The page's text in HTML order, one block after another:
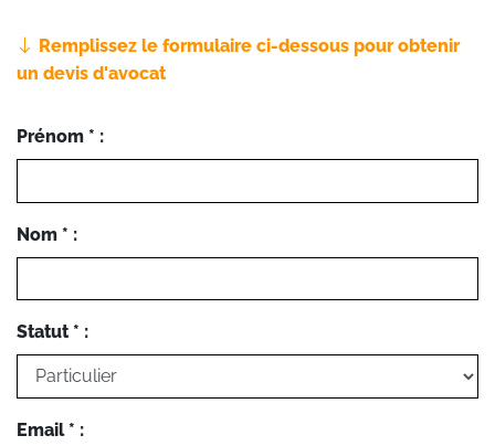
Remplissez le formulaire ci-dessous pour obtenir
un devis d'avocat
Prénom * :
Nom * :
Statut * :
Email * :